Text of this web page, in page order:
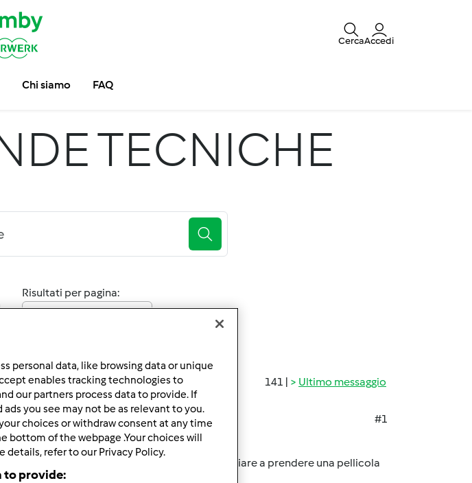
CercaAccedi
Chi siamo FAQ
TECNICHE
Risultati per pagina:
141 | Ultimo messaggio
#1
in cm lo schermo del nuovo bimby? Volevo iniziare a prendere una pellicola
personal data, like browsing data or unique
enables tracking technologies to
our partners process data to provide. If
you see may not be as relevant to you.
choices or withdraw consent at any time
bottom of the webpage .Your choices will
details, refer to our Privacy Policy.
to provide: